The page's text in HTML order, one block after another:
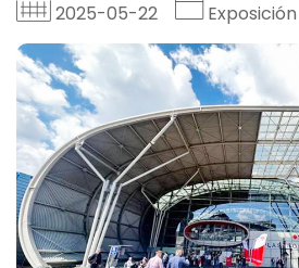
2025-05-22 Exposición